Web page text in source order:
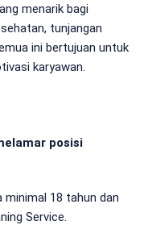
menarik bagi
tunjangan
ini bertujuan untuk
karyawan.
posisi
minimal 18 tahun dan
Service.